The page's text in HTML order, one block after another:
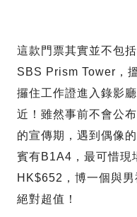
這款門票其實並不包
SBS Prism Tower，
攞住工作證進入錄影
近！雖然事前不會公
的宣傳期，遇到偶像
賓有B1A4，最可惜現
HK$652，博一個與
絕對超值！